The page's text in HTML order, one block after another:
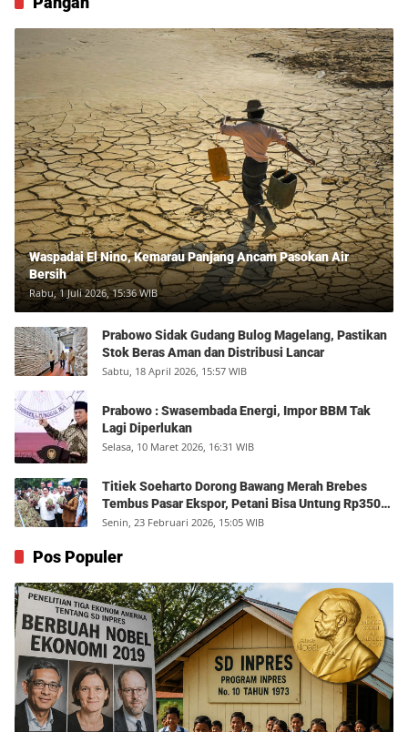
Waspadai El Nino, Kemarau Panjang Ancam Pasokan Air
Bersih
Rabu, 1 Juli 2026, 15:36 WIB
Prabowo Sidak Gudang Bulog Magelang, Pastikan
Stok Beras Aman dan Distribusi Lancar
Sabtu, 18 April 2026, 15:57 WIB
Prabowo : Swasembada Energi, Impor BBM Tak
Lagi Diperlukan
Selasa, 10 Maret 2026, 16:31 WIB
Titiek Soeharto Dorong Bawang Merah Brebes
Tembus Pasar Ekspor, Petani Bisa Untung Rp350
Juta per Hektare
Senin, 23 Februari 2026, 15:05 WIB
Pos Populer